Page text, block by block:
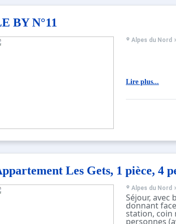
Lits faits à
Dosettes de
BY N°11
Alpes du Nord
Lire plus...
Les Gets, 1 pièce, 4
Alpes du Nord
Séjour, avec
donnant
station, coin
personnes